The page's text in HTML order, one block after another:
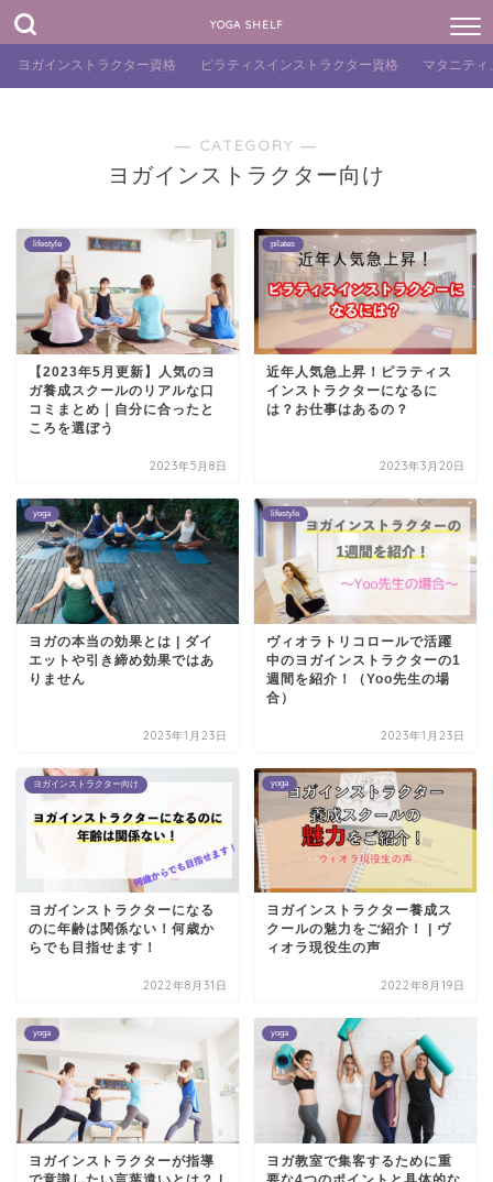
YOGA SHELF
ヨガインストラクター資格 ピラティスインストラクター資格 マタニティ
― CATEGORY ―
ヨガインストラクター向け
lifestyle
【2023年5月更新】人気のヨ
ガ養成スクールのリアルな口
コミまとめ｜自分に合ったと
ころを選ぼう
2023年5月8日
pilates
近年人気急上昇！ピラティス
インストラクターになるに
は？お仕事はあるの？
2023年3月20日
yoga
ヨガの本当の効果とは | ダイ
エットや引き締め効果ではあ
りません
2023年1月23日
lifestyle
ヴィオラトリコロールで活躍
中のヨガインストラクターの1
週間を紹介！（Yoo先生の場
合）
2023年1月23日
ヨガインストラクター向け
ヨガインストラクターになる
のに年齢は関係ない！何歳か
らでも目指せます！
2022年8月31日
yoga
ヨガインストラクター養成ス
クールの魅力をご紹介！ | ヴ
ィオラ現役生の声
2022年8月19日
yoga
ヨガインストラクターが指導
yoga
ヨガ教室で集客するために重